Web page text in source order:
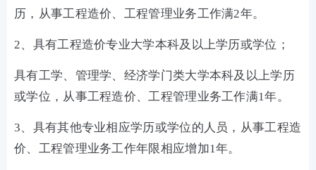
历，从事工程造价、工程管理业务工作满2年。
2、具有工程造价专业大学本科及以上学历或学位；
具有工学、管理学、经济学门类大学本科及以上学历
或学位，从事工程造价、工程管理业务工作满1年。
3、具有其他专业相应学历或学位的人员，从事工程造
价、工程管理业务工作年限相应增加1年。